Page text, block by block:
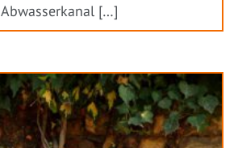
Abwasserkanal […]